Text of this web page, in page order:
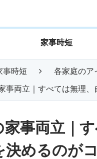
家事時短
事時短 各家庭のア
立｜すべては無理、
家事両立｜
決めるのが